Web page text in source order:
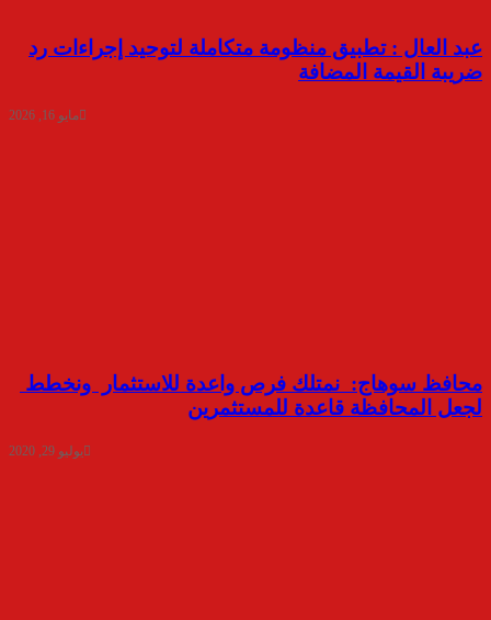
عبد العال : تطبيق منظومة متكاملة لتوحيد إجراءات رد
ضريبة القيمة المضافة
مايو 16, 2026
محافظ سوهاج: نمتلك فرص واعدة للاستثمار ونخطط
لجعل المحافظة قاعدة للمستثمرين
يوليو 29, 2020